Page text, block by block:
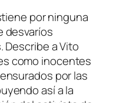
por ninguna
desvaríos
a Vito
como inocentes
por las
así a la